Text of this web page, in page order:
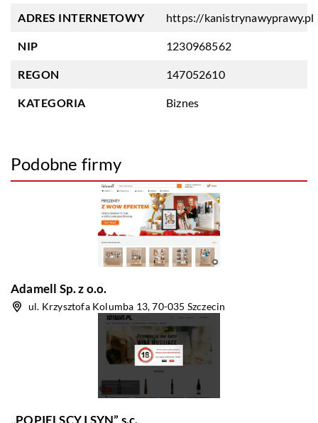
ADRES INTERNETOWY https://kanistrynawyprawy.pl
NIP 1230968562
REGON 147052610
KATEGORIA Biznes
Podobne firmy
Adamell Sp. z o.o.
ul. Krzysztofa Kolumba 13, 70-035 Szczecin
„POPIELSCY I SYN” s.c.